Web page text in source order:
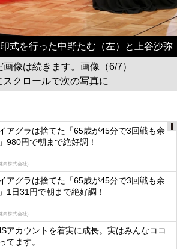
式を行った中野たむ（左）と上谷沙弥
画像は続きます。画像（6/7）
スクロールで次の写真に
アグラは捨てた「65歳が45分で3回戦も余
980円で朝まで絶好調！
商株式会社)
アグラは捨てた「65歳が45分で3回戦も余
1日31円で朝まで絶好調！
商株式会社)
アカウントを着実に成長。実はみんなココ
てます。